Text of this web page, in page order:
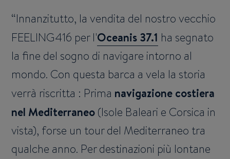
Innanzitutto, la vendita del nostro vecchio
FEELING416 per l'Oceanis 37.1 ha segnato
la fine del sogno di navigare intorno al
mondo. Con questa barca a vela la storia
verrà riscritta : Prima navigazione costiera
nel Mediterraneo (Isole Baleari e Corsica in
vista), forse un tour del Mediterraneo tra
qualche anno. Per destinazioni più lontane